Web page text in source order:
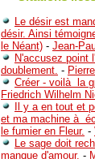
Le désir est
désir. Ainsi
le Néant) - Jean-
N'accusez point
doublement. -
Créer - voilà la
Friedrich Wilhelm
Il y a en tout et
et ma machine à
le fumier en Fleur. -
Le sage doit
manque d'amour. -